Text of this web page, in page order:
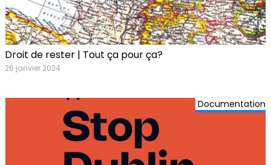
Droit de rester | Tout ça pour ça?
26 janvier 2024
Documentation